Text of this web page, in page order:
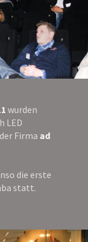
wurden
LED
Firma ad
die erste
statt.